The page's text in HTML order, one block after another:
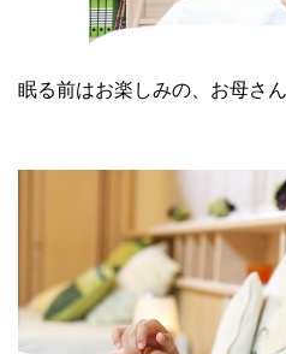
眠る前はお楽しみの、お母さ